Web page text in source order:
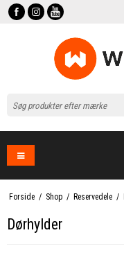
Forside / Shop / Reservedele /
Dørhylder